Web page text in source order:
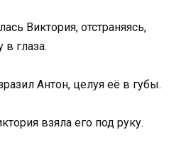
Виктория, отстраняясь,
глаза.
Антон, целуя её в губы.
взяла его под руку.